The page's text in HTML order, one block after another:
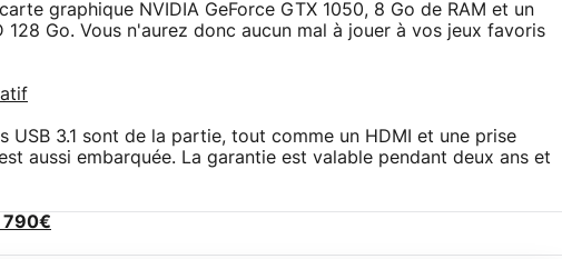
graphique NVIDIA GeForce GTX 1050, 8 Go de RAM et un
128 Go. Vous n'aurez donc aucun mal à jouer à vos jeux favoris
USB 3.1 sont de la partie, tout comme un HDMI et une prise
aussi embarquée. La garantie est valable pendant deux ans et
790€